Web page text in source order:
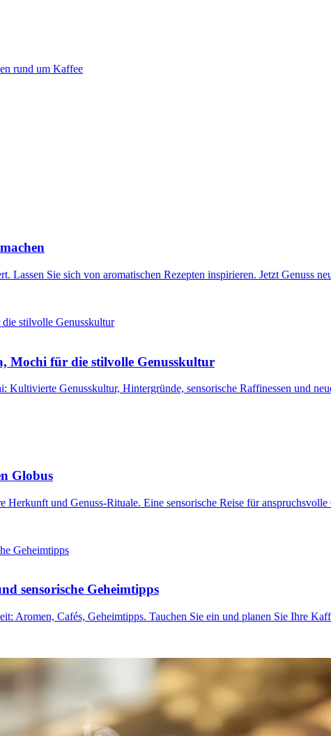
rund um Kaffee
Lassen Sie sich von aromatischen Rezepten inspirieren. Jetzt Genuss
Mochi für die stilvolle Genusskultur
Genusskultur, Hintergründe, sensorische Raffinessen und
Globus
und Genuss-Rituale. Eine sensorische Reise für anspruchsvolle
sensorische Geheimtipps
Aromen, Cafés, Geheimtipps. Tauchen Sie ein und planen Sie Ihre